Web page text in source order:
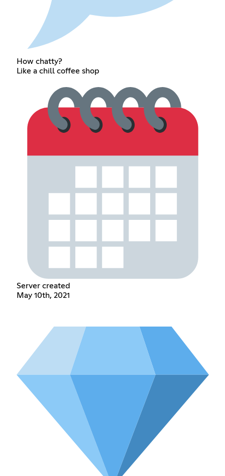
How chatty?
Like a chill coffee shop
Server created
May 10th, 2021